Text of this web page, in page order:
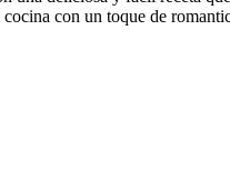
con un toque de